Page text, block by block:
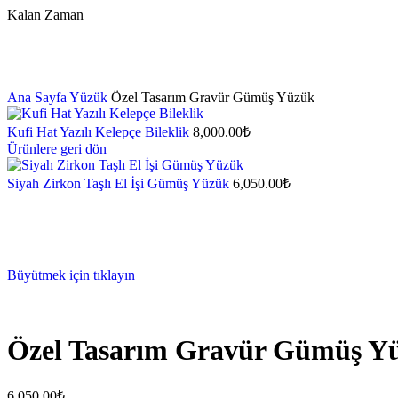
Kalan Zaman
Ana Sayfa Yüzük Özel Tasarım Gravür Gümüş Yüzük
Kufi Hat Yazılı Kelepçe Bileklik 8,000.00₺
Ürünlere geri dön
Siyah Zirkon Taşlı El İşi Gümüş Yüzük 6,050.00₺
Büyütmek için tıklayın
Özel Tasarım Gravür Gümüş